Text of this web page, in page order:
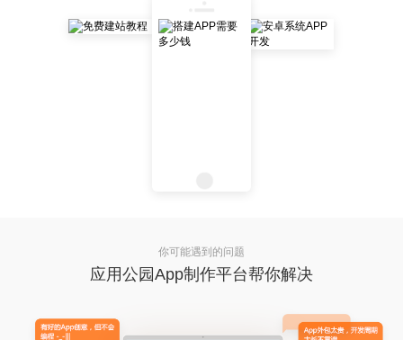
你可能遇到的问题
应用公园App制作平台帮你解决